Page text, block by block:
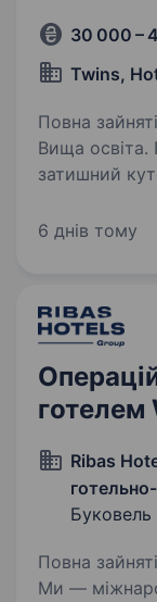
30 000 –
Twins,
Повна
Вища освіта. Привіт! Ми — готель Twins,
затишний
гостинність
6 днів тому
готелем
Ribas
Буковель
Повна
Ми —